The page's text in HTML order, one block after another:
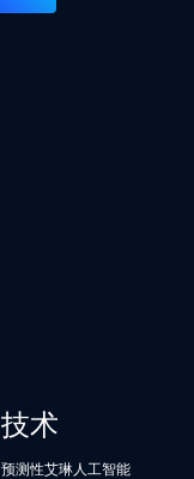
技术
预测性艾琳人工智能